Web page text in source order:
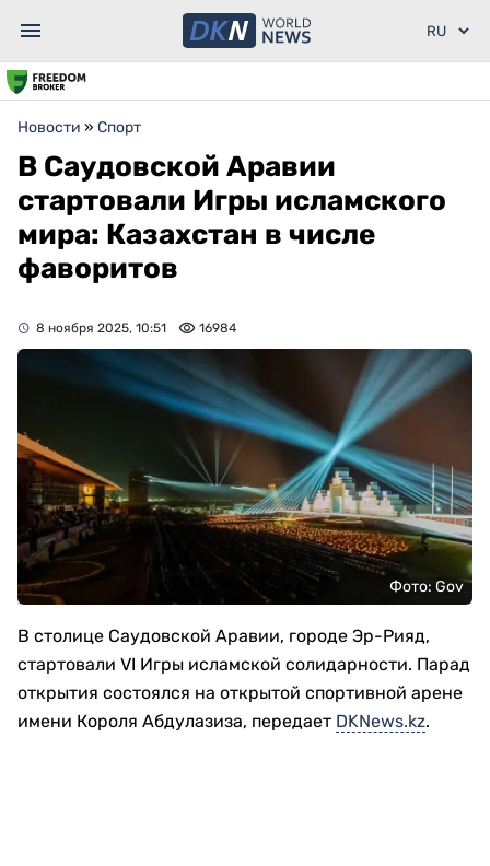
Новости » Спорт
В Саудовской Аравии
стартовали Игры исламского
мира: Казахстан в числе
фаворитов
8 ноября 2025, 10:51 16984
Фото: Gov
В столице Саудовской Аравии, городе Эр-Рияд,
стартовали VI Игры исламской солидарности. Парад
открытия состоялся на открытой спортивной арене
имени Короля Абдулазиза, передает DKNews.kz.